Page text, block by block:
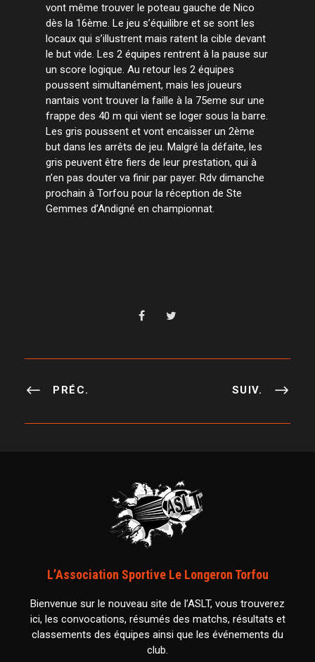
vont même trouver le poteau gauche de Nico
dès la 16ème. Le jeu s’équilibre et se sont les
locaux qui s’illustrent mais ratent la cible devant
le but vide. Les 2 équipes rentrent à la pause sur
un score logique. Au retour les 2 équipes
poussent simultanément, mais les joueurs
nantais vont trouver la faille à la 75eme sur une
frappe des 40 m qui vient se loger sous la barre.
Les gris poussent et vont encaisser un 2ème
but dans les arrêts de jeu. Malgré la défaite, les
gris peuvent être fiers de leur prestation, qui à
n’en pas douter va finir par payer. Rdv dimanche
prochain à Torfou pour la réception de Ste
Gemmes d’Andigné en championnat.
PRÉC. SUIV.
L’Association Sportive Le Longeron Torfou
Bienvenue sur le nouveau site de l’ASLT, vous trouverez
ici, les convocations, résumés des matchs, résultats et
classements des équipes ainsi que les événements du
club.